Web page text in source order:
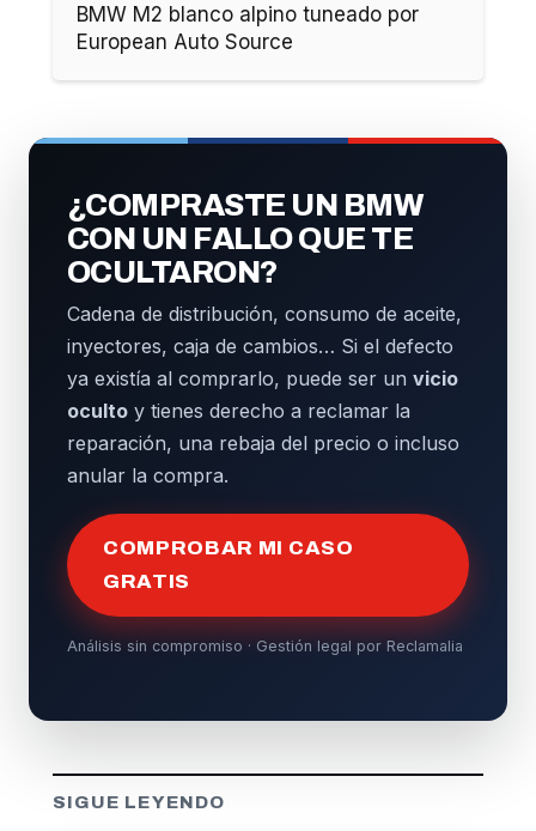
BMW M2 blanco alpino tuneado por
European Auto Source
¿COMPRASTE UN BMW
CON UN FALLO QUE TE
OCULTARON?
Cadena de distribución, consumo de aceite,
inyectores, caja de cambios… Si el defecto
ya existía al comprarlo, puede ser un vicio
oculto y tienes derecho a reclamar la
reparación, una rebaja del precio o incluso
anular la compra.
COMPROBAR MI CASO
GRATIS
Análisis sin compromiso · Gestión legal por Reclamalia
SIGUE LEYENDO